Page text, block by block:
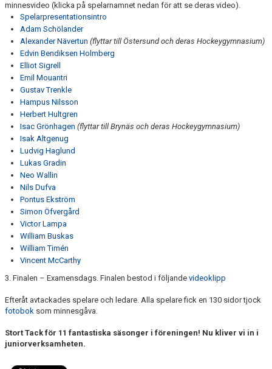
minnesvideo (klicka på spelarnamnet nedan för att se deras video).
Spelarpresentationsintro
Adam Schölander
Alexander Nävertun (flyttar till Östersund och deras Hockeygymnasium)
Edvin Bendiksen Holmberg
Elliot Sigrell
Emil Mouantri
Gustav Trenkle
Hampus Nilsson
Herbert Hultgren
Isac Grönhagen (flyttar till Brynäs och deras Hockeygymnasium)
Isak Altgenug
Ludvig Haglund
Lukas Gradin
Neo Wallin
Nils Dufva
Pontus Ekström
Simon Öfvergård
Victor Lampa
William Buskas
William Timén
Vincent McCarthy
3. Finalen – Examensdags. Finalen bestod i följande videoklipp
Efteråt avtackades spelare och ledare. Alla spelare fick en 130 sidor tjock
fotobok som minnesgåva.
Stort Tack för 11 fantastiska säsonger i föreningen! Nu kliver vi in i
juniorverksamheten.